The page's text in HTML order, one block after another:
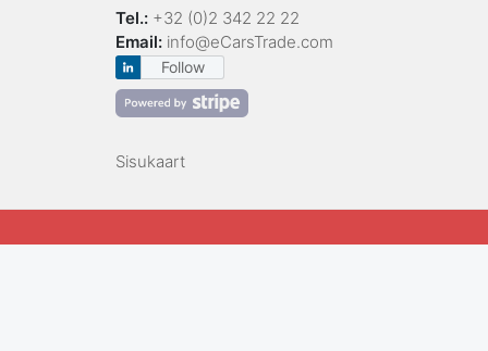
Tel.: +32 (0)2 342 22 22
Email: info@eCarsTrade.com
Follow
Sisukaart